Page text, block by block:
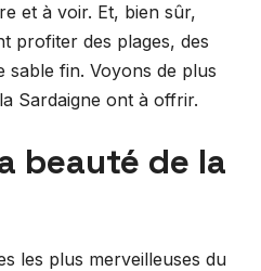
et à voir. Et, bien sûr,
profiter des plages, des
sable fin. Voyons de plus
Sardaigne ont à offrir.
beauté de la
les plus merveilleuses du